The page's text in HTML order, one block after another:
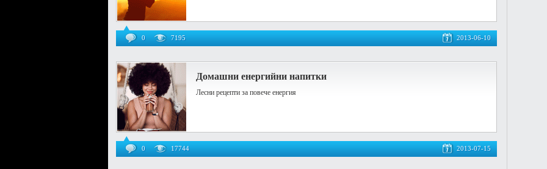
0 7195 2013-06-10
Домашни енергийни напитки
Лесни рецепти за повече енергия
0 17744 2013-07-15